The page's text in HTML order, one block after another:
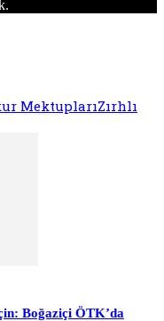
MektuplarıZırhlı
Boğaziçi ÖTK’da